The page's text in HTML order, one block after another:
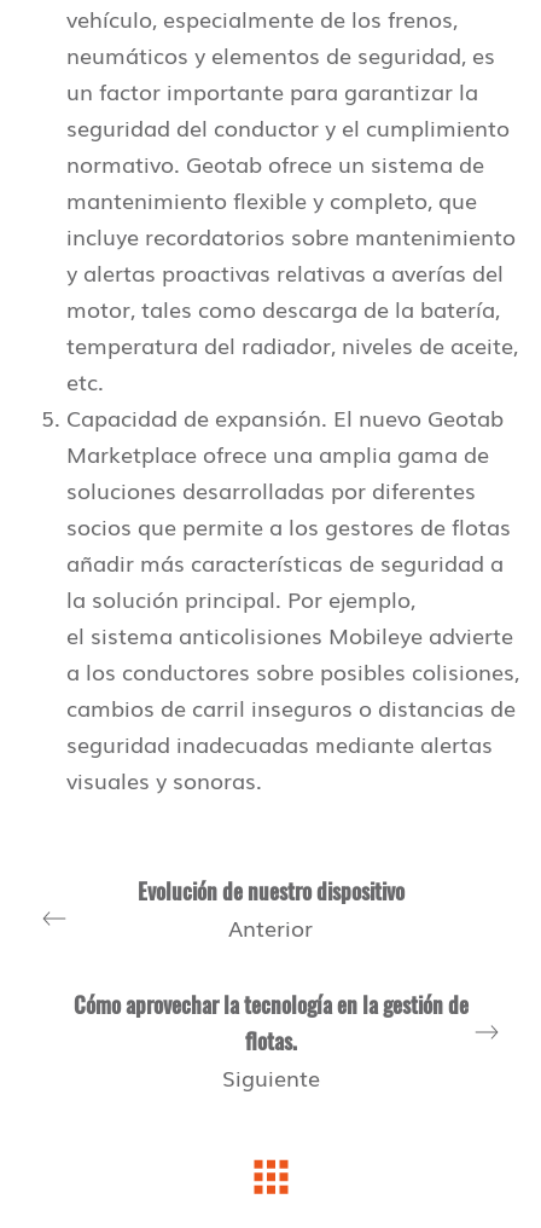
vehículo, especialmente de los frenos,
neumáticos y elementos de seguridad, es
un factor importante para garantizar la
seguridad del conductor y el cumplimiento
normativo. Geotab ofrece un sistema de
mantenimiento flexible y completo, que
incluye recordatorios sobre mantenimiento
y alertas proactivas relativas a averías del
motor, tales como descarga de la batería,
temperatura del radiador, niveles de aceite,
etc.
Capacidad de expansión. El nuevo Geotab
Marketplace ofrece una amplia gama de
soluciones desarrolladas por diferentes
socios que permite a los gestores de flotas
añadir más características de seguridad a
la solución principal. Por ejemplo,
el sistema anticolisiones Mobileye advierte
a los conductores sobre posibles colisiones,
cambios de carril inseguros o distancias de
seguridad inadecuadas mediante alertas
visuales y sonoras.
Evolución de nuestro dispositivo
Anterior
Cómo aprovechar la tecnología en la gestión de
flotas.
Siguiente